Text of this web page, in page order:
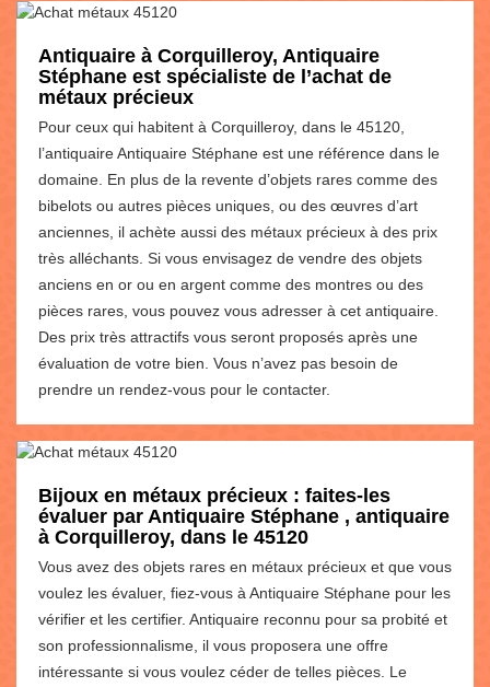
Antiquaire à Corquilleroy, Antiquaire
Stéphane est spécialiste de l’achat de
métaux précieux
Pour ceux qui habitent à Corquilleroy, dans le 45120,
l’antiquaire Antiquaire Stéphane est une référence dans le
domaine. En plus de la revente d’objets rares comme des
bibelots ou autres pièces uniques, ou des œuvres d’art
anciennes, il achète aussi des métaux précieux à des prix
très alléchants. Si vous envisagez de vendre des objets
anciens en or ou en argent comme des montres ou des
pièces rares, vous pouvez vous adresser à cet antiquaire.
Des prix très attractifs vous seront proposés après une
évaluation de votre bien. Vous n’avez pas besoin de
prendre un rendez-vous pour le contacter.
Bijoux en métaux précieux : faites-les
évaluer par Antiquaire Stéphane , antiquaire
à Corquilleroy, dans le 45120
Vous avez des objets rares en métaux précieux et que vous
voulez les évaluer, fiez-vous à Antiquaire Stéphane pour les
vérifier et les certifier. Antiquaire reconnu pour sa probité et
son professionnalisme, il vous proposera une offre
intéressante si vous voulez céder de telles pièces. Le